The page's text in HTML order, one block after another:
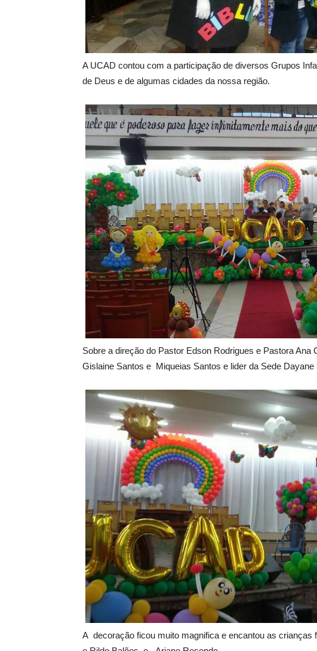
A UCAD contou com a participação de diversos Grupos
de Deus e de algumas cidades da nossa região.
Sobre a direção do Pastor Edson Rodrigues e Pastora Ana
Gislaine Santos e Miqueias Santos e lider da Sede Dayane
A decoração ficou muito magnifica e encantou as